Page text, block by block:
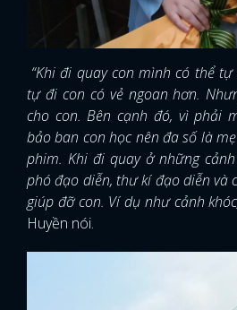
“Khi đi quay con mình có thể
tự đi con có vẻ ngoan hơn.
cho con. Bên cạnh đó, vì phải
bảo ban con học nên đa số là
phim. Khi đi quay ở những
phó đạo diễn, thư kí đạo diễn và
giúp đỡ con. Ví dụ như cảnh
Huyền nói.